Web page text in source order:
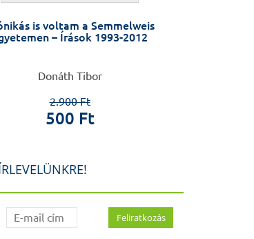
is voltam a Semmelweis
– Írások 1993-2012
Donáth Tibor
2.900 Ft
500 Ft